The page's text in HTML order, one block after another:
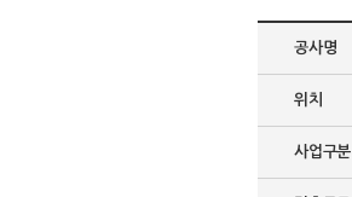
공사명
위치
사업구분